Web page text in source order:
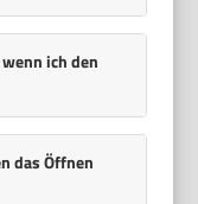
ich den
das Öffnen